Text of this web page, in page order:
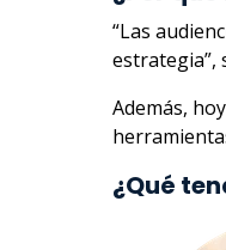
“Las
estrategia”,
Además,
¿Qué